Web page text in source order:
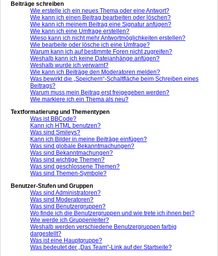
Beiträge schreiben
Wie erstelle ich ein neues Thema oder eine Antwort?
Wie kann ich einen Beitrag bearbeiten oder löschen?
Wie kann ich meinem Beitrag eine Signatur anfügen?
Wie kann ich eine Umfrage erstellen?
Wieso kann ich nicht mehr Antwortmöglichkeiten erstellen?
Wie bearbeite oder lösche ich eine Umfrage?
Warum kann ich auf bestimmte Foren nicht zugreifen?
Weshalb kann ich keine Dateianhänge anfügen?
Weshalb wurde ich verwarnt?
Wie kann ich Beiträge den Moderatoren melden?
Was bewirkt die „Speichern“-Schaltfläche beim Schreiben eines
Beitrags?
Warum muss mein Beitrag erst freigegeben werden?
Wie markiere ich ein Thema als neu?
Textformatierung und Thementypen
Was ist BBCode?
Kann ich HTML benutzen?
Was sind Smileys?
Kann ich Bilder in meine Beiträge einfügen?
Was sind globale Bekanntmachungen?
Was sind Bekanntmachungen?
Was sind wichtige Themen?
Was sind geschlossene Themen?
Was sind Themen-Symbole?
Benutzer-Stufen und Gruppen
Was sind Administratoren?
Was sind Moderatoren?
Was sind Benutzergruppen?
Wo finde ich die Benutzergruppen und wie trete ich ihnen bei?
Wie werde ich Gruppenleiter?
Weshalb werden verschiedene Benutzergruppen farbig
dargestellt?
Was ist eine Hauptgruppe?
Was bedeutet der „Das Team“-Link auf der Startseite?